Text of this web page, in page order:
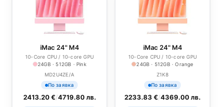
iMac 24" M4
10-Core CPU / 10-core GPU
24GB · 512GB · Pink
MD2U4ZE/A
По заявка
2413.20 €/4719.80 лв.
iMac 24" M4
10-Core CPU / 10-core GPU
24GB · 512GB · Orange
Z1K8
По заявка
2233.83 €/4369.00 лв.